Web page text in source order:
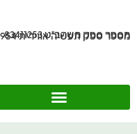
מספר ספק משהב"ט 83411253
מספר ספק תעשיה אווירית IR954